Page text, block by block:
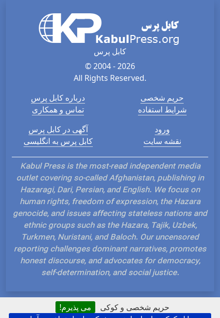
حریم شخصی و کوکی
می پذیرم!
کابل پرس
© 2004 - 2026
All Rights Reserved.
درباره کابل پرس
تماس و همکاری
حریم شخصی
شرایط استفاده
آگهی در کابل پرس
کابل پرس به انگلیسی
ورود
نقشه سایت
Kabul Press is the most-read independent media
outlet covering so-called Afghanistan, publishing in
Hazaragi, Dari, Persian, and English. We focus on
human rights, freedom of expression, the Hazara
genocide, and issues affecting stateless nations and
ethnic groups such as the Hazara, Tajik, Uzbek,
Turkmen, Nuristani, and Baloch. Our uncensored
reporting challenges dominant narratives, promotes
honest discourse, and advocates for democracy,
self-determination, and social justice.